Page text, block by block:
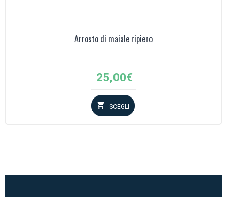
Arrosto di maiale ripieno
25,00€
SCEGLI